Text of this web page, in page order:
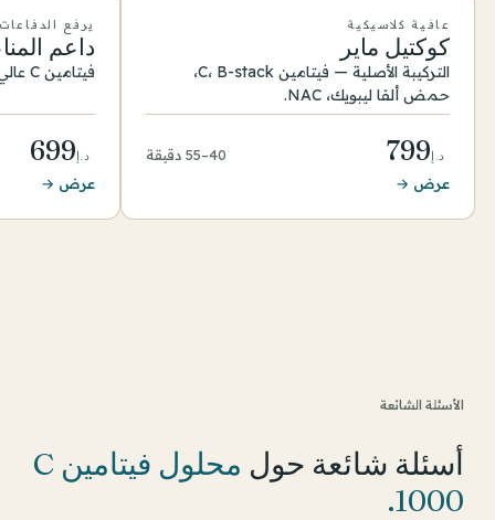
عافية كلاسيكية
كوكتيل ماير
التركيبة الأصلية — فيتامين C، B-stack،
حمض ألفا ليبويك، NAC.
د.إ799
40–55 دقيقة
عرض →
يرفع
داعم
فيتامين C عالي الجرعة وB-vits مع مغنيسيوم.
د.إ699
عرض →
الأسئلة الشائعة
أسئلة شائعة حول
محلول فيتامين C
1000
.